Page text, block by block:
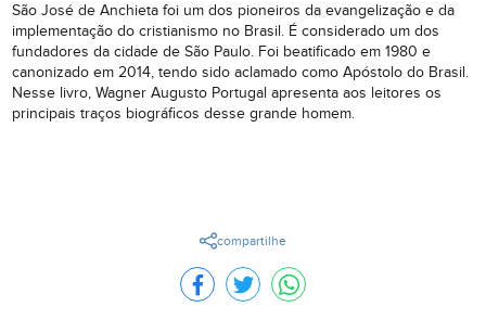
São José de Anchieta foi um dos pioneiros da evangelização e da
implementação do cristianismo no Brasil. É considerado um dos
fundadores da cidade de São Paulo. Foi beatificado em 1980 e
canonizado em 2014, tendo sido aclamado como Apóstolo do Brasil.
Nesse livro, Wagner Augusto Portugal apresenta aos leitores os
principais traços biográficos desse grande homem.
compartilhe